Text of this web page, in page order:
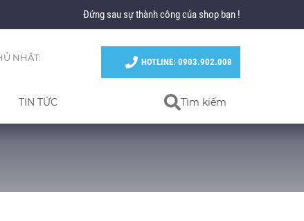
Đứng sau sự thành công của shop bạn !
NHẬT:
HOTLINE: 0903.902.008
TIN TỨC Tìm kiếm